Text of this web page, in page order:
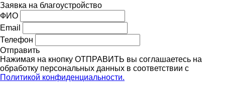
Заявка на благоустройство
ФИО
Email
Телефон
Отправить
Нажимая на кнопку ОТПРАВИТЬ вы соглашаетесь на
обработку персональных данных в соответствии с
Политикой конфиденциальности.